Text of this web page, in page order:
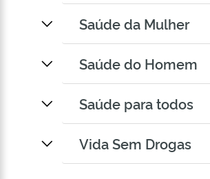
Saúde da Mulher
Saúde do Homem
Saúde para todos
Vida Sem Drogas